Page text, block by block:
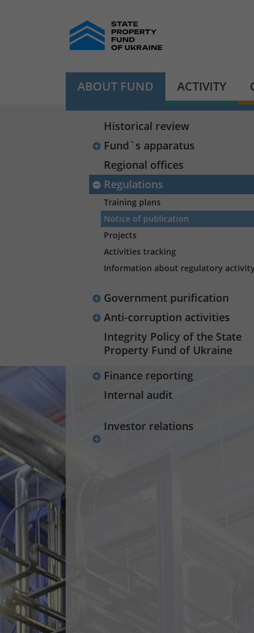
ABOUT FUND ACTIVITY
Historical review
Fund`s apparatus
Regional offices
Regulations
Training plans
Notice of publication
Projects
Activities tracking
Information about regulatory
Government purification
Anti-corruption activities
Integrity Policy of the State
Property Fund of Ukraine
Finance reporting
Internal audit
Investor relations